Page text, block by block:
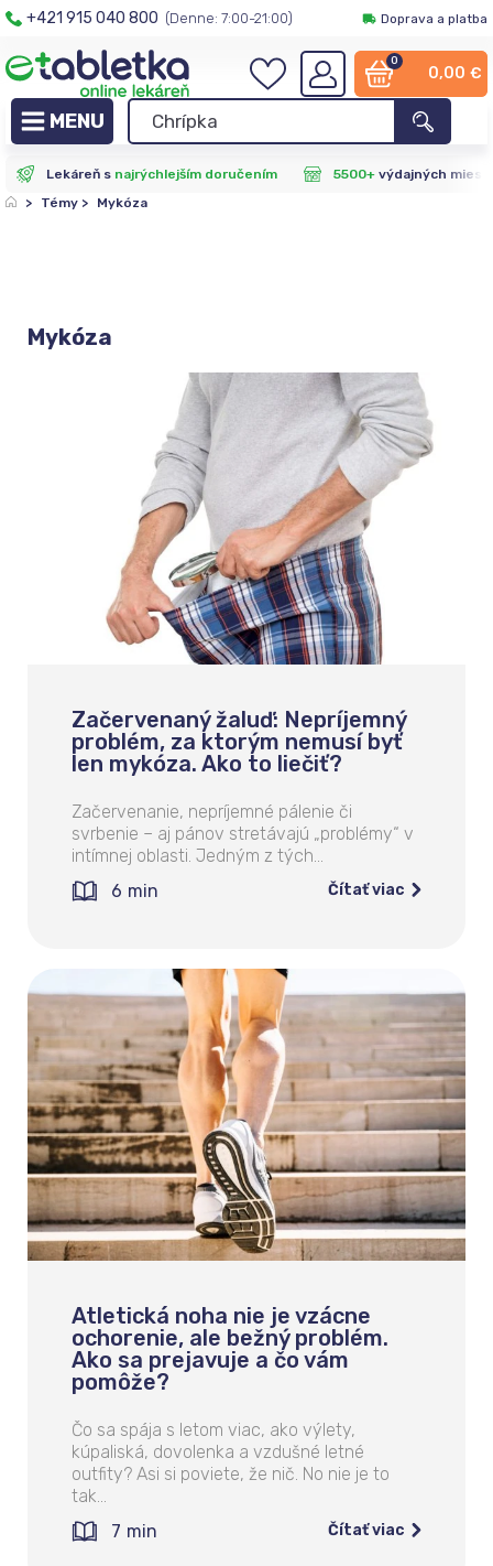
+421 915 040 800 (Denne: 7:00-21:00) Doprava a platba
0
0,00 €
Lekáreň s najrýchlejším doručením 5500+výdajných miest
>
Témy > Mykóza
Mykóza
Začervenaný žaluď: Nepríjemný
problém, za ktorým nemusí byť
len mykóza. Ako to liečiť?
Začervenanie, nepríjemné pálenie či
svrbenie – aj pánov stretávajú „problémy“ v
intímnej oblasti. Jedným z tých…
6 min Čítať viac
Atletická noha nie je vzácne
ochorenie, ale bežný problém.
Ako sa prejavuje a čo vám
pomôže?
Čo sa spája s letom viac, ako výlety,
kúpaliská, dovolenka a vzdušné letné
outfity? Asi si poviete, že nič. No nie je to
tak…
7 min Čítať viac